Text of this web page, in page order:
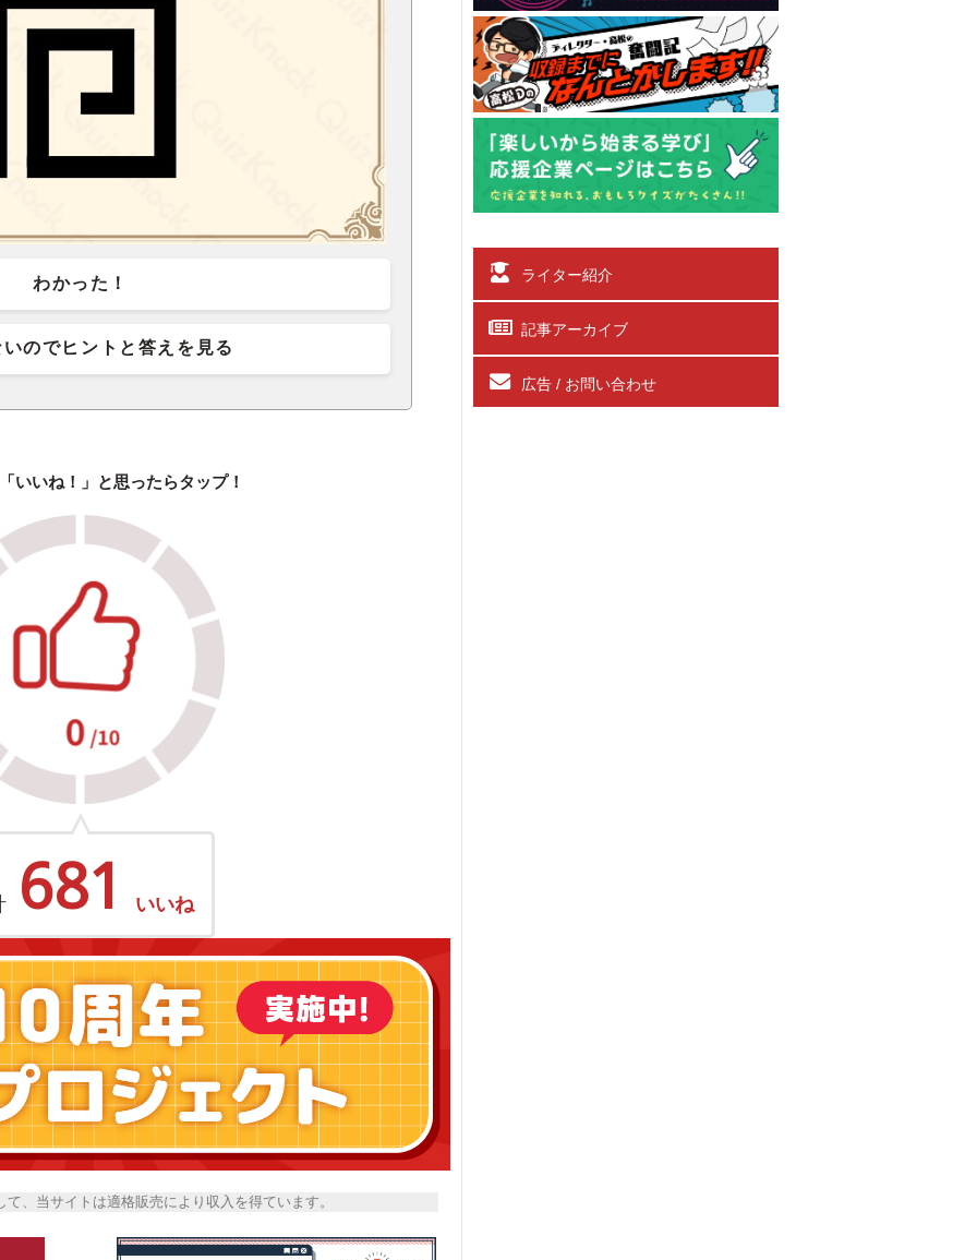
わかった！
のでヒントと答えを見る
いいね！」と思ったらタップ！
681 いいね
、当サイトは適格販売により収入を得ています。
ライター紹介
記事アーカイブ
広告 / お問い合わせ